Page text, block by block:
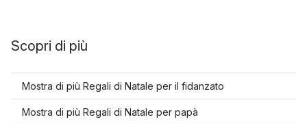
Scopri di più
Mostra di più Regali di Natale per il fidanzato
Mostra di più Regali di Natale per papà